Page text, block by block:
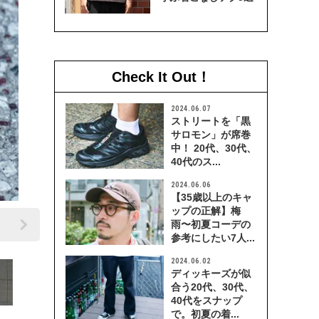
Check It Out！
2024.06.07
ストリートを「黒
サロモン」が席巻
中！ 20代、30代、
40代のス...
2024.06.06
【35歳以上のキャ
ップの正解】梅
雨〜初夏コーデの
参考にしたい7人...
2024.06.02
ディッキーズが似
合う20代、30代、
40代をスナップ
で。初夏の着...